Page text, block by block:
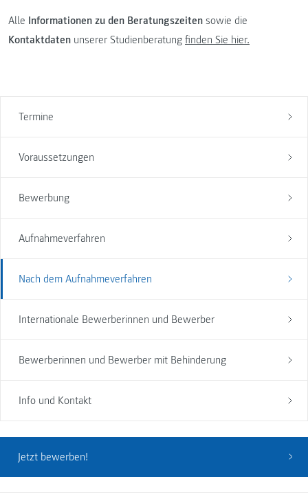
Termine
Voraussetzungen
Bewerbung
Aufnahmeverfahren
Nach dem Aufnahmeverfahren
Internationale Bewerberinnen und Bewerber
Bewerberinnen und Bewerber mit Behinderung
Info und Kontakt
Jetzt bewerben!
Alle Informationen zu den Beratungszeiten sowie die
Kontaktdaten unserer Studienberatung finden Sie hier.